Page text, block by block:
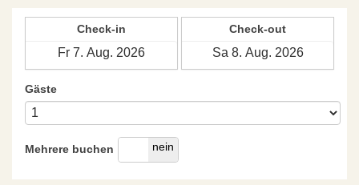
Check-in Check-out
Gäste
Mehrere buchen
ja nein